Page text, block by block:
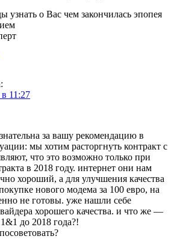
узнать о Вас чем закончилась эпопея
:
11:27
за вашу рекомендацию в
мы хотим расторгнуть контракт с
что это возможно только при
в 2018 году. интернет они нам
хороший, а для улучшения качества
нового модема за 100 евро, на
не готовы. уже нашли себе
хорошего качества. и что же —
до 2018 года?!